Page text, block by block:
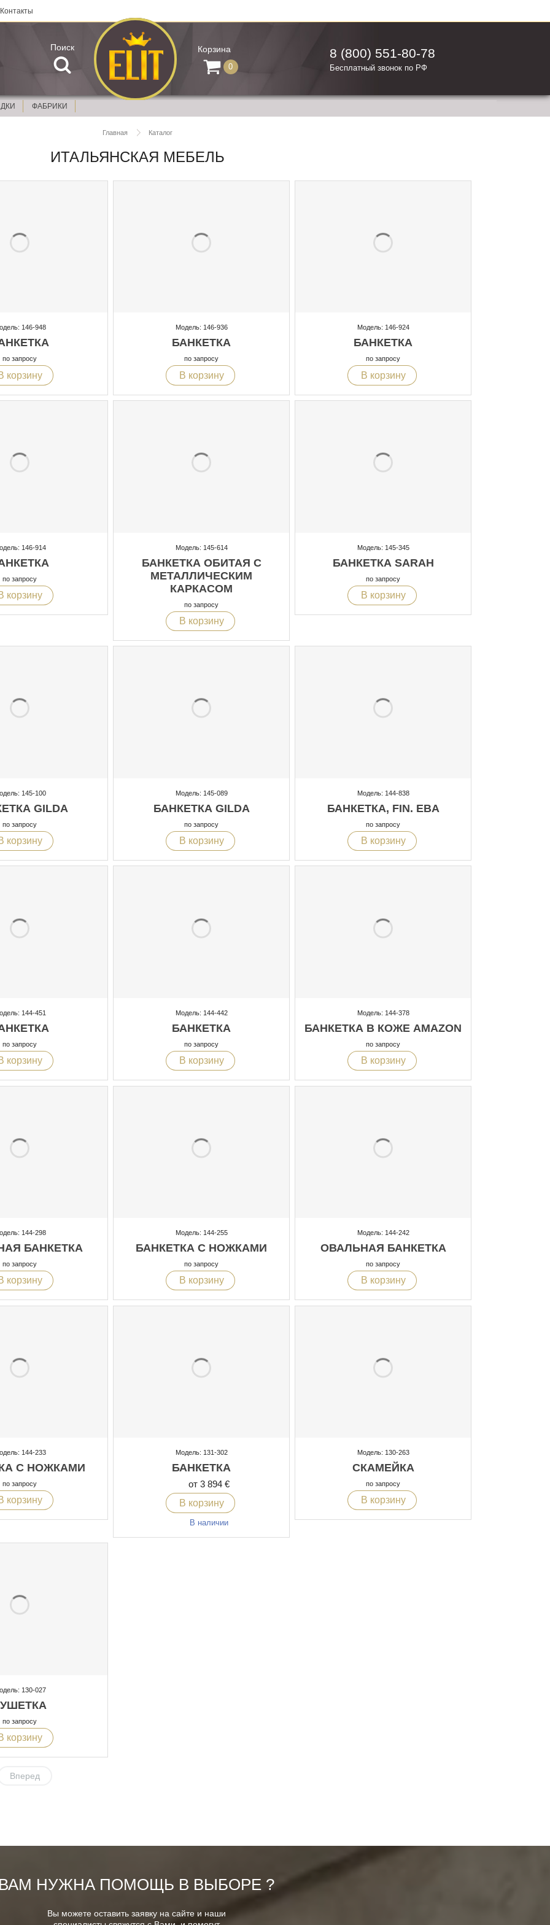
Контакты
Поиск Корзина
0
8 (800) 551-80-78
Бесплатный звонок по РФ
ФАБРИКИ
Главная Каталог
ИТАЛЬЯНСКАЯ МЕБЕЛЬ
146-948
по запросу
корзину
Модель: 146-936
БАНКЕТКА
по запросу
В корзину
Модель: 146-924
БАНКЕТКА
по запросу
В корзину
146-914
по запросу
корзину
Модель: 145-614
БАНКЕТКА ОБИТАЯ С
МЕТАЛЛИЧЕСКИМ
КАРКАСОМ
по запросу
В корзину
Модель: 145-345
БАНКЕТКА SARAH
по запросу
В корзину
145-100
GILDA
по запросу
корзину
Модель: 145-089
БАНКЕТКА GILDA
по запросу
В корзину
Модель: 144-838
БАНКЕТКА, FIN. EBA
по запросу
В корзину
144-451
по запросу
корзину
Модель: 144-442
БАНКЕТКА
по запросу
В корзину
Модель: 144-378
БАНКЕТКА В КОЖЕ AMAZON
по запросу
В корзину
144-298
БАНКЕТКА
по запросу
корзину
Модель: 144-255
БАНКЕТКА С НОЖКАМИ
по запросу
В корзину
Модель: 144-242
ОВАЛЬНАЯ БАНКЕТКА
по запросу
В корзину
144-233
С НОЖКАМИ
по запросу
корзину
Модель: 131-302
БАНКЕТКА
от 3 894 €
В корзину
В наличии
Модель: 130-263
СКАМЕЙКА
по запросу
В корзину
130-027
по запросу
корзину
Вперед
НУЖНА ПОМОЩЬ В ВЫБОРЕ ?
Вы можете оставить заявку на сайте и наши